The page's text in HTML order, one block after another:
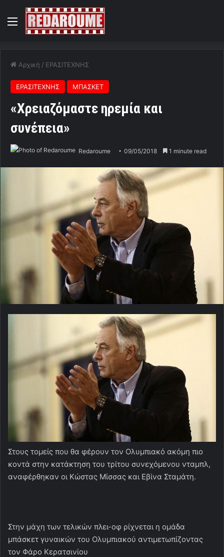
Menu
Αρχική / ΕΡΑΣΙΤΕΧΝΗΣ
ΕΡΑΣΙΤΕΧΝΗΣ ΜΠΑΣΚΕΤ
«Χρειαζόμαστε ηρεμία και
συνέπεια»
Redaroume 09/05/2018 1 minute read
Στους τομείς που θα φέρουν τον Ολυμπιακό ακόμη πιο
κοντά στην κατάκτηση του τρίτου συνεχόμενου νταμπλ,
αναφέρθηκαν οι Κώστας Μίσσας και Εβίνα Σταμάτη.
Στην μάχη των τελικών πλει-οφ ρίχνεται η ομάδα
μπάσκετ γυναικών του Ολυμπιακού αντιμετωπίζοντας
τον Φάρο Κερατσινίου